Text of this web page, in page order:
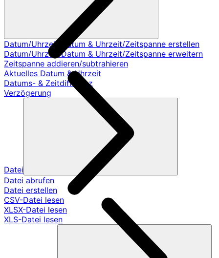
Datum/Uhrzeit/Datum & Uhrzeit/Zeitspanne erstellen
Datum/Uhrzeit/Datum & Uhrzeit/Zeitspanne erweitern
Zeitspanne addieren/subtrahieren
Aktuelles Datum & Uhrzeit
Datums- & Zeitdifferenz
Verzögerung
Datei
Datei abrufen
Datei erstellen
CSV-Datei lesen
XLSX-Datei lesen
XLS-Datei lesen